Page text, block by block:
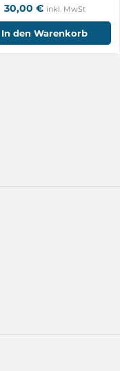
30,00 € inkl. MwSt
In den Warenkorb